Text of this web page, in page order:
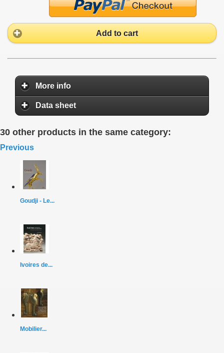
Add to cart
More info
Data sheet
30 other products in the same category:
Previous
Goudji - Le...
Ivoires de...
Mobilier...